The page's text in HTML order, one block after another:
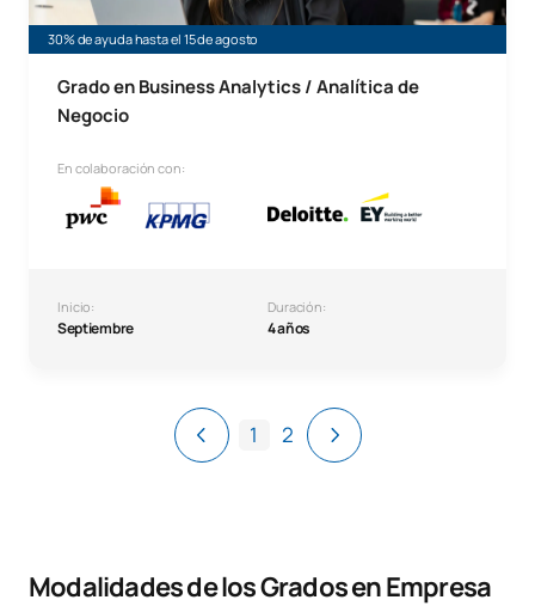
30% de ayuda hasta el 15 de agosto
Grado en Business Analytics / Analítica de
Negocio
En colaboración con:
Inicio:
Septiembre
Duración:
4 años
1 2
Modalidades de los Grados en Empresa